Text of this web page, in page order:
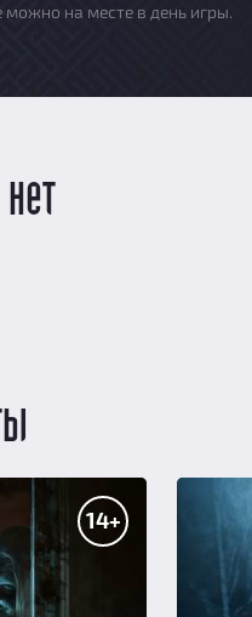
можно на месте в день игры.
14+